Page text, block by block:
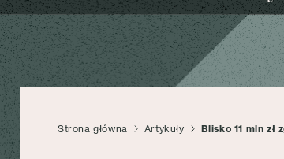
Strona główna Artykuły Blisko 11 mln